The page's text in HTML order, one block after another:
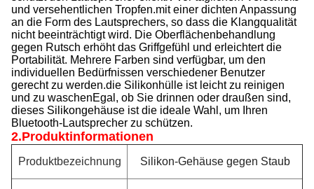
und versehentlichen Tropfen.mit einer dichten Anpassung
an die Form des Lautsprechers, so dass die Klangqualität
nicht beeinträchtigt wird. Die Oberflächenbehandlung
gegen Rutsch erhöht das Griffgefühl und erleichtert die
Portabilität. Mehrere Farben sind verfügbar, um den
individuellen Bedürfnissen verschiedener Benutzer
gerecht zu werden.die Silikonhülle ist leicht zu reinigen
und zu waschenEgal, ob Sie drinnen oder draußen sind,
dieses Silikongehäuse ist die ideale Wahl, um Ihren
Bluetooth-Lautsprecher zu schützen.
2.Produktinformationen
Produktbezeichnung Silikon-Gehäuse gegen Staub